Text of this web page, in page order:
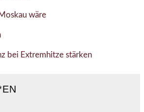
wäre
bei Extremhitze stärken